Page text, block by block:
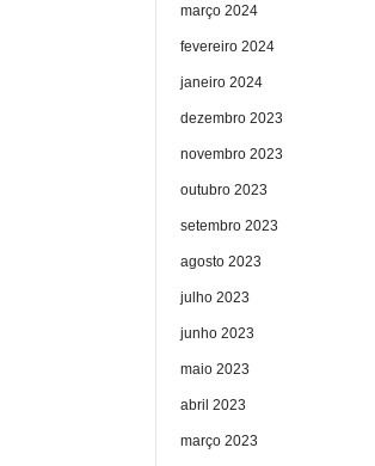
março 2024
fevereiro 2024
janeiro 2024
dezembro 2023
novembro 2023
outubro 2023
setembro 2023
agosto 2023
julho 2023
junho 2023
maio 2023
abril 2023
março 2023